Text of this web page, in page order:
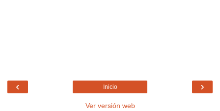
‹ ›
Inicio
Ver versión web